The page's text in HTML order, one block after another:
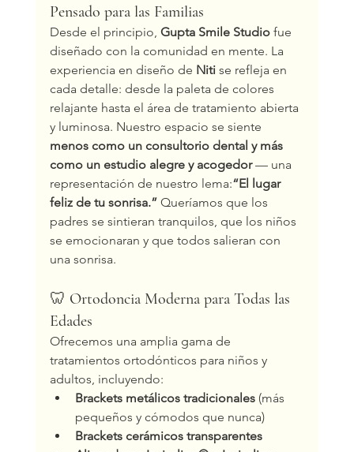
Pensado para las Familias
Desde el principio, Gupta Smile Studio fue
diseñado con la comunidad en mente. La
experiencia en diseño de Niti se refleja en
cada detalle: desde la paleta de colores
relajante hasta el área de tratamiento abierta
y luminosa. Nuestro espacio se siente
menos como un consultorio dental y más
como un estudio alegre y acogedor — una
representación de nuestro lema:“El lugar
feliz de tu sonrisa.” Queríamos que los
padres se sintieran tranquilos, que los niños
se emocionaran y que todos salieran con
una sonrisa.
🦷 Ortodoncia Moderna para Todas las
Edades
Ofrecemos una amplia gama de
tratamientos ortodónticos para niños y
adultos, incluyendo:
Brackets metálicos tradicionales (más
pequeños y cómodos que nunca)
Brackets cerámicos transparentes